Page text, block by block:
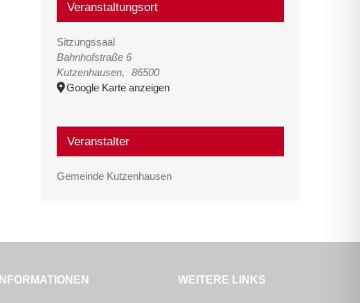
Veranstaltungsort
Sitzungssaal
Bahnhofstraße 6
Kutzenhausen,
86500
Google Karte anzeigen
Veranstalter
Gemeinde Kutzenhausen
INFORMATIONEN WEITERE LINKS